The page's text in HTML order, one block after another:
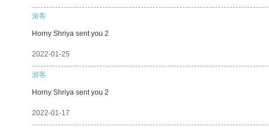
游客
Horny Shriya sent you 2
2022-01-25
游客
Horny Shriya sent you 2
2022-01-17